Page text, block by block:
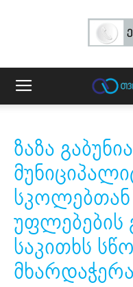
ზაზა
უფლებების
საკითხს